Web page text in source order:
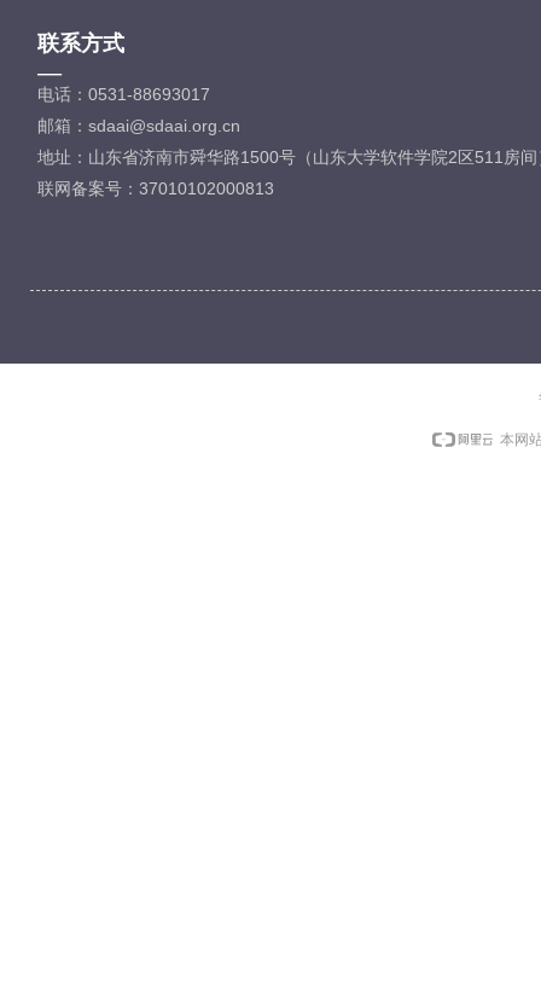
联系方式
—
电话：0531-88693017
邮箱：sdaai@sdaai.org.cn
地址：山东省济南市舜华路1500号（山东大学软件学院2区511房间
联网备案号：37010102000813
本网